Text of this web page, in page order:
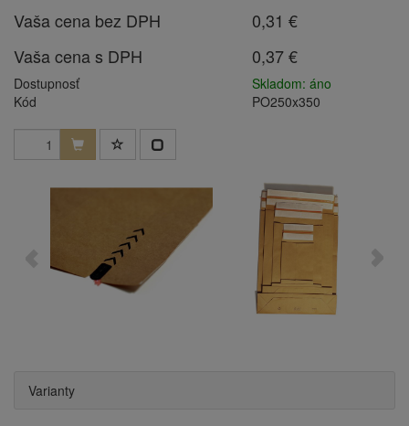
Vaša cena bez DPH
0,31 €
Vaša cena s DPH
0,37 €
Dostupnosť
Skladom: áno
Kód
PO250x350
Varianty